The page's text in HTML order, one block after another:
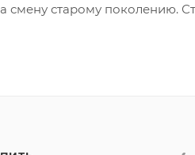
старому поколению.